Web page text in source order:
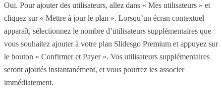
Oui. Pour ajouter des utilisateurs, allez dans « Mes utilisateurs » et
cliquez sur « Mettre à jour le plan ». Lorsqu’un écran contextuel
apparaît, sélectionnez le nombre d’utilisateurs supplémentaires que
vous souhaitez ajouter à votre plan Slidesgo Premium et appuyez sur
le bouton « Confirmer et Payer ». Vos utilisateurs supplémentaires
seront ajoutés instantanément, et vous pourrez les associer
immédiatement.